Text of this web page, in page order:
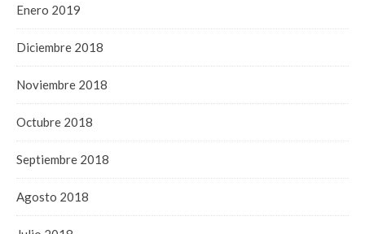
Enero 2019
Diciembre 2018
Noviembre 2018
Octubre 2018
Septiembre 2018
Agosto 2018